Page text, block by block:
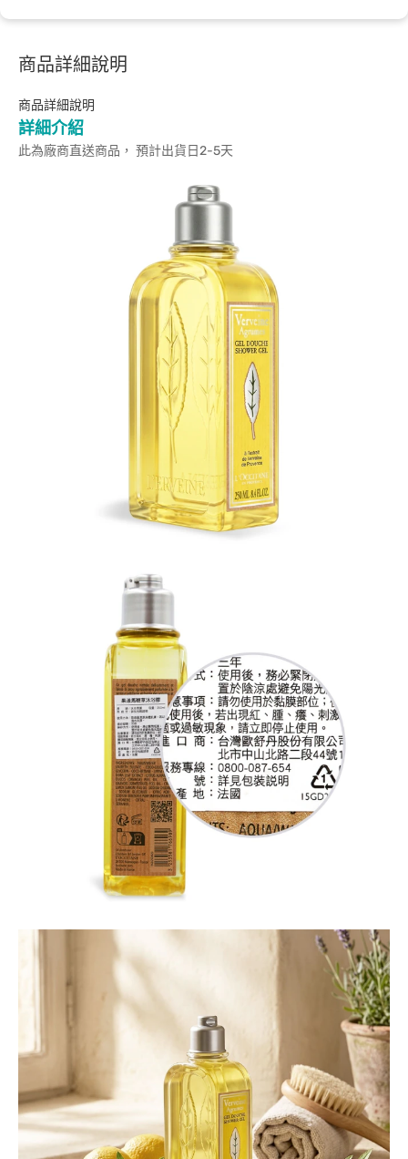
商品詳細說明
商品詳細說明
詳細介紹
此為廠商直送商品， 預計出貨日2-5天